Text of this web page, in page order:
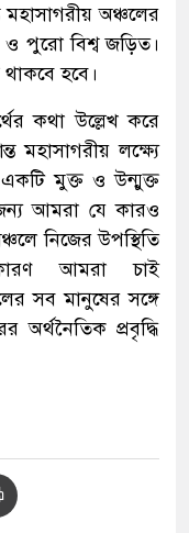
মহাসাগরীয় অঞ্চলের
ও পুরো বিশ্ব জড়িত।
হবে।
কথা উল্লেখ করে
মহাসাগরীয় লক্ষ্যে
মুক্ত ও উন্মুক্ত
জন্য আমরা যে কারও
নিজের উপস্থিতি
আমরা চাই
সব মানুষের সঙ্গে
প্রবৃদ্ধি